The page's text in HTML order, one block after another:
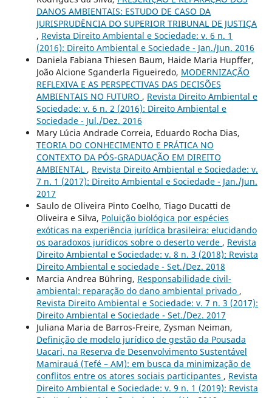
DANOS AMBIENTAIS: ESTUDO DE CASO DA
JURISPRUDÊNCIA DO SUPERIOR TRIBUNAL DE JUSTIÇA
, Revista Direito Ambiental e Sociedade: v. 6 n. 1
(2016): Direito Ambiental e Sociedade - Jan./Jun. 2016
Daniela Fabiana Thiesen Baum, Haide Maria Hupffer,
João Alcione Sganderla Figueiredo, MODERNIZAÇÃO
REFLEXIVA E AS PERSPECTIVAS DAS DECISÕES
AMBIENTAIS NO FUTURO , Revista Direito Ambiental e
Sociedade: v. 6 n. 2 (2016): Direito Ambiental e
Sociedade - Jul./Dez. 2016
Mary Lúcia Andrade Correia, Eduardo Rocha Dias,
TEORIA DO CONHECIMENTO E PRÁTICA NO
CONTEXTO DA PÓS-GRADUAÇÃO EM DIREITO
AMBIENTAL , Revista Direito Ambiental e Sociedade: v.
7 n. 1 (2017): Direito Ambiental e Sociedade - Jan./Jun.
2017
Saulo de Oliveira Pinto Coelho, Tiago Ducatti de
Oliveira e Silva, Poluição biológica por espécies
exóticas na experiência jurídica brasileira: elucidando
os paradoxos jurídicos sobre o deserto verde , Revista
Direito Ambiental e Sociedade: v. 8 n. 3 (2018): Revista
Direito Ambiental e sociedade - Set./Dez. 2018
Marcia Andrea Bühring, Responsabilidade civil-
ambiental: reparação do dano ambiental privado ,
Revista Direito Ambiental e Sociedade: v. 7 n. 3 (2017):
Direito Ambiental e Sociedade - Set./Dez. 2017
Juliana Maria de Barros-Freire, Zysman Neiman,
Definição de modelo jurídico de gestão da Pousada
Uacari, na Reserva de Desenvolvimento Sustentável
Mamirauá (Tefé – AM): em busca da minimização de
conflitos entre os atores sociais participantes , Revista
Direito Ambiental e Sociedade: v. 9 n. 1 (2019): Revista